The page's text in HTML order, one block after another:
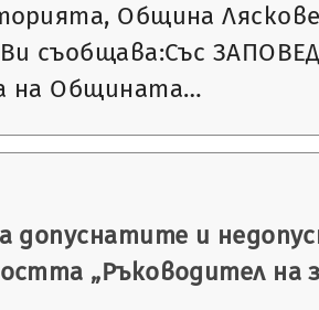
Община
съобщава:Със
на Общината…
допуснатите и
„Ръководител на